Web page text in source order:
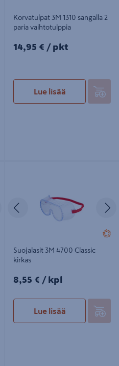
Korvatulpat 3M 1310 sangalla 2
paria vaihtotulppia
14,95€/pkt
14,95 € / pkt
Lue lisää
SeuraavaEdellinen
Suojalasit 3M 4700 Classic
kirkas
8,55€/kpl
8,55 € / kpl
Lue lisää